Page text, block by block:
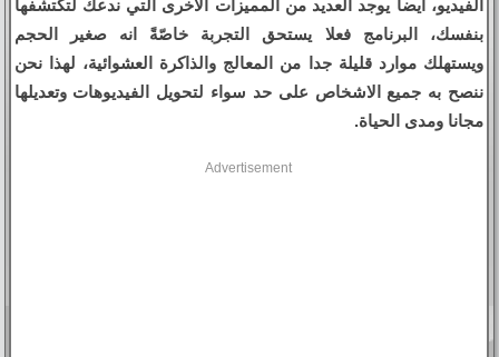
الفيديو، ايضا يوجد العديد من المميزات الاخرى التي ندعك لتكتشفها
بنفسك، البرنامج فعلا يستحق التجربة خاصّةً انه صغير الحجم
ويستهلك موارد قليلة جدا من المعالج والذاكرة العشوائية، لهذا نحن
ننصح به جميع الاشخاص على حد سواء لتحويل الفيديوهات وتعديلها
مجانا ومدى الحياة.
Advertisement